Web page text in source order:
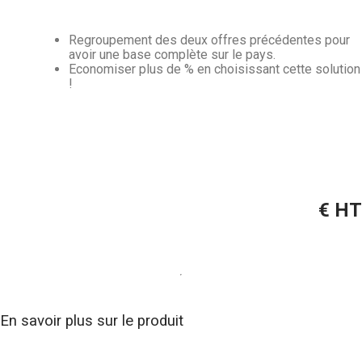
Regroupement des deux offres précédentes pour
avoir une base complète sur le pays.
Economiser plus de % en choisissant cette solution
!
€ HT
En savoir plus sur le produit